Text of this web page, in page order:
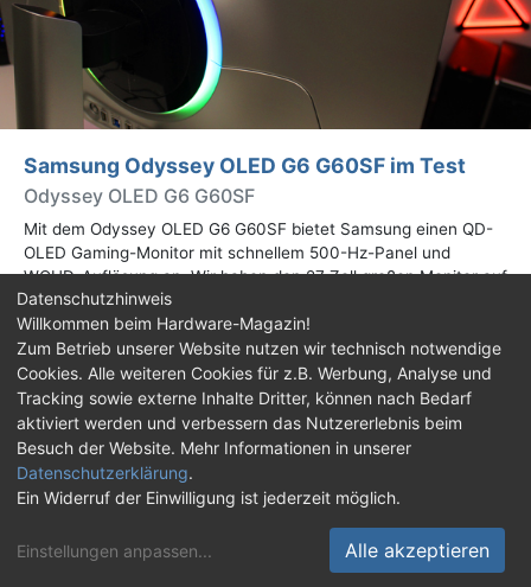
Samsung Odyssey OLED G6 G60SF im Test
Odyssey OLED G6 G60SF
Mit dem Odyssey OLED G6 G60SF bietet Samsung einen QD-
OLED Gaming-Monitor mit schnellem 500-Hz-Panel und
WQHD-Auflösung an. Wir haben den 27 Zoll großen Monitor auf
Herz und Nieren geprüft.
Impressum |Kontakt|Jobs |Datenschutz|
Consent‑Einstellungen|Haftungsausschluss
Feed Facebook YouTube
Twitch
© Copyright 2001 - 2026 Hardware-Magazin
Datenschutzhinweis
Willkommen beim Hardware-Magazin!
Zum Betrieb unserer Website nutzen wir technisch notwendige
Cookies. Alle weiteren Cookies für z.B. Werbung, Analyse und
Tracking sowie externe Inhalte Dritter, können nach Bedarf
aktiviert werden und verbessern das Nutzererlebnis beim
Besuch der Website. Mehr Informationen in unserer
Datenschutzerklärung.
Ein Widerruf der Einwilligung ist jederzeit möglich.
Einstellungen anpassen... Alle akzeptieren